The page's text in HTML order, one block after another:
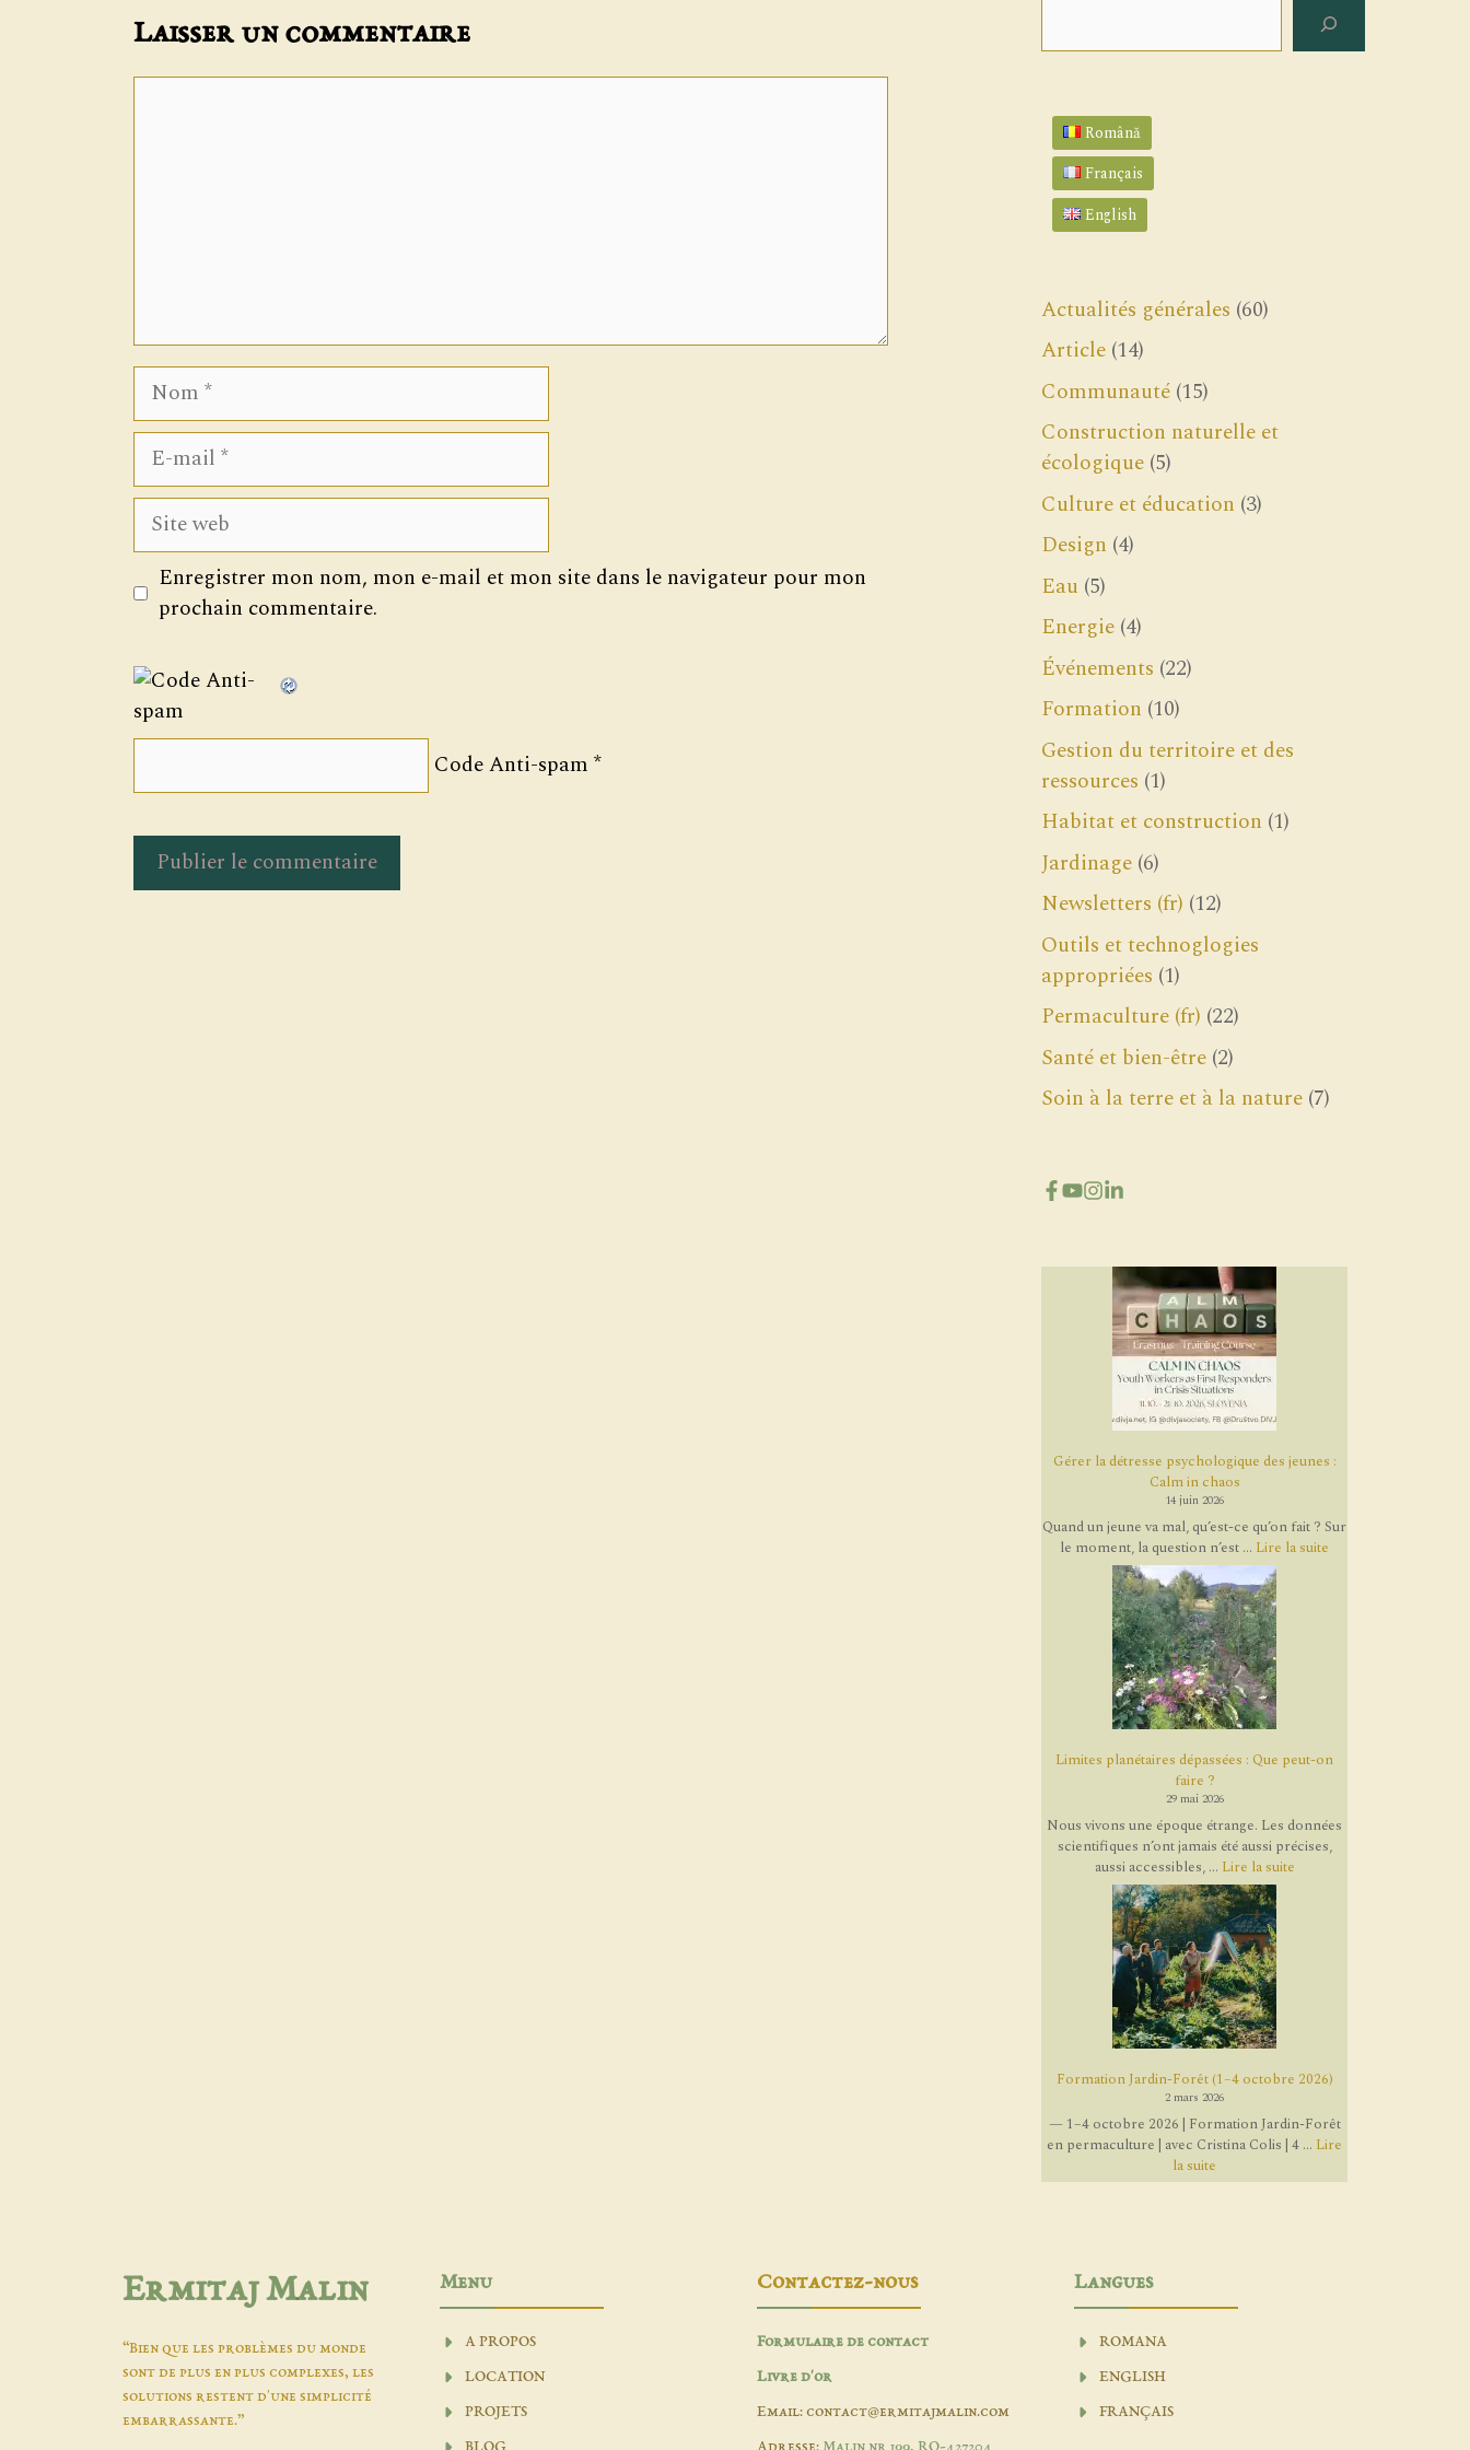
Laisser un commentaire
Nom
E-
mail
Site
web
Enregistrer mon nom, mon e-mail et mon site dans le navigateur pour mon
prochain commentaire.
Code Anti-spam *
Română
Français
English
Actualités générales (60)
Article (14)
Communauté (15)
Construction naturelle et
écologique (5)
Culture et éducation (3)
Design (4)
Eau (5)
Energie (4)
Événements (22)
Formation (10)
Gestion du territoire et des
ressources (1)
Habitat et construction (1)
Jardinage (6)
Newsletters (fr) (12)
Outils et technoglogies
appropriées (1)
Permaculture (fr) (22)
Santé et bien-être (2)
Soin à la terre et à la nature (7)
Gérer la détresse psychologique des jeunes :
Calm in chaos
14 juin 2026
Quand un jeune va mal, qu’est-ce qu’on fait ? Sur
le moment, la question n’est ... Lire la suite
Limites planétaires dépassées : Que peut-on
faire ?
29 mai 2026
Nous vivons une époque étrange. Les données
scientifiques n’ont jamais été aussi précises,
aussi accessibles, ... Lire la suite
Formation Jardin-Forêt (1–4 octobre 2026)
2 mars 2026
— 1–4 octobre 2026 | Formation Jardin-Forêt
en permaculture | avec Cristina Colis | 4 ... Lire
la suite
Ermitaj Malin
“Bien que les problèmes du monde
sont de plus en plus complexes, les
solutions restent d'une simplicité
embarrassante.”
Menu
A PROPOS
LOCATION
PROJETS
BLOG
Contactez-nous
Formulaire de contact
Livre d'or
Email: contact@ermitajmalin.com
Adresse: Malin nr 199, RO-427204
Langues
ROMANA
ENGLISH
FRANÇAIS